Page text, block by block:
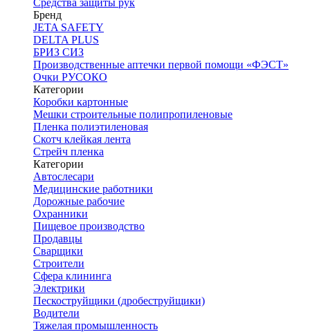
Средства защиты рук
Бренд
JETA SAFETY
DELTA PLUS
БРИЗ СИЗ
Производственные аптечки первой помощи «ФЭСТ»
Очки РУСОКО
Категории
Коробки картонные
Мешки строительные полипропиленовые
Пленка полиэтиленовая
Скотч клейкая лента
Стрейч пленка
Категории
Автослесари
Медицинские работники
Дорожные рабочие
Охранники
Пищевое производство
Продавцы
Сварщики
Строители
Сфера клининга
Электрики
Пескоструйщики (дробеструйщики)
Водители
Тяжелая промышленность